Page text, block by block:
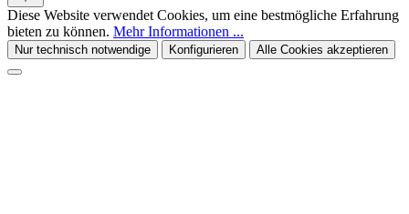
Diese Website verwendet Cookies, um eine bestmögliche Erfahrung
bieten zu können. Mehr Informationen ...
Nur technisch notwendige Konfigurieren Alle Cookies akzeptieren